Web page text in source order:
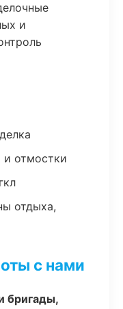
и
и отмостки
отдыха,
с нами
бригады,